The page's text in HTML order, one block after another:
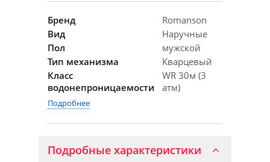
Бренд
Romanson
Вид
Наручные
Пол
мужской
Тип механизма
Кварцевый
Класс
водонепроницаемости
WR 30м (3
атм)
Подробнее
Подробные характеристики